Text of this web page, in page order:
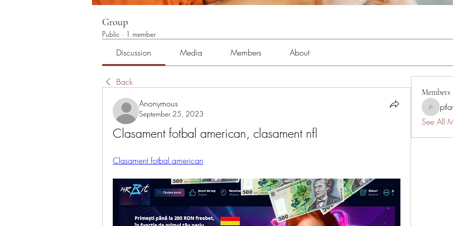
Group
Public · 1 member
Discussion Media Members About
Back
Anonymous
September 25, 2023
Clasament fotbal american, clasament nfl
Clasament fotbal american
Members
See All